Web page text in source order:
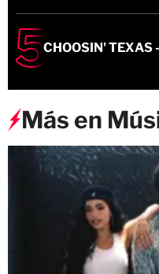
CHOOSIN' TEXAS
Más en